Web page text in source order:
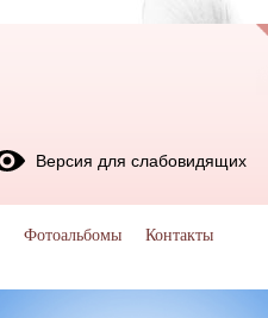
Версия для слабовидящих
Фотоальбомы Контакты